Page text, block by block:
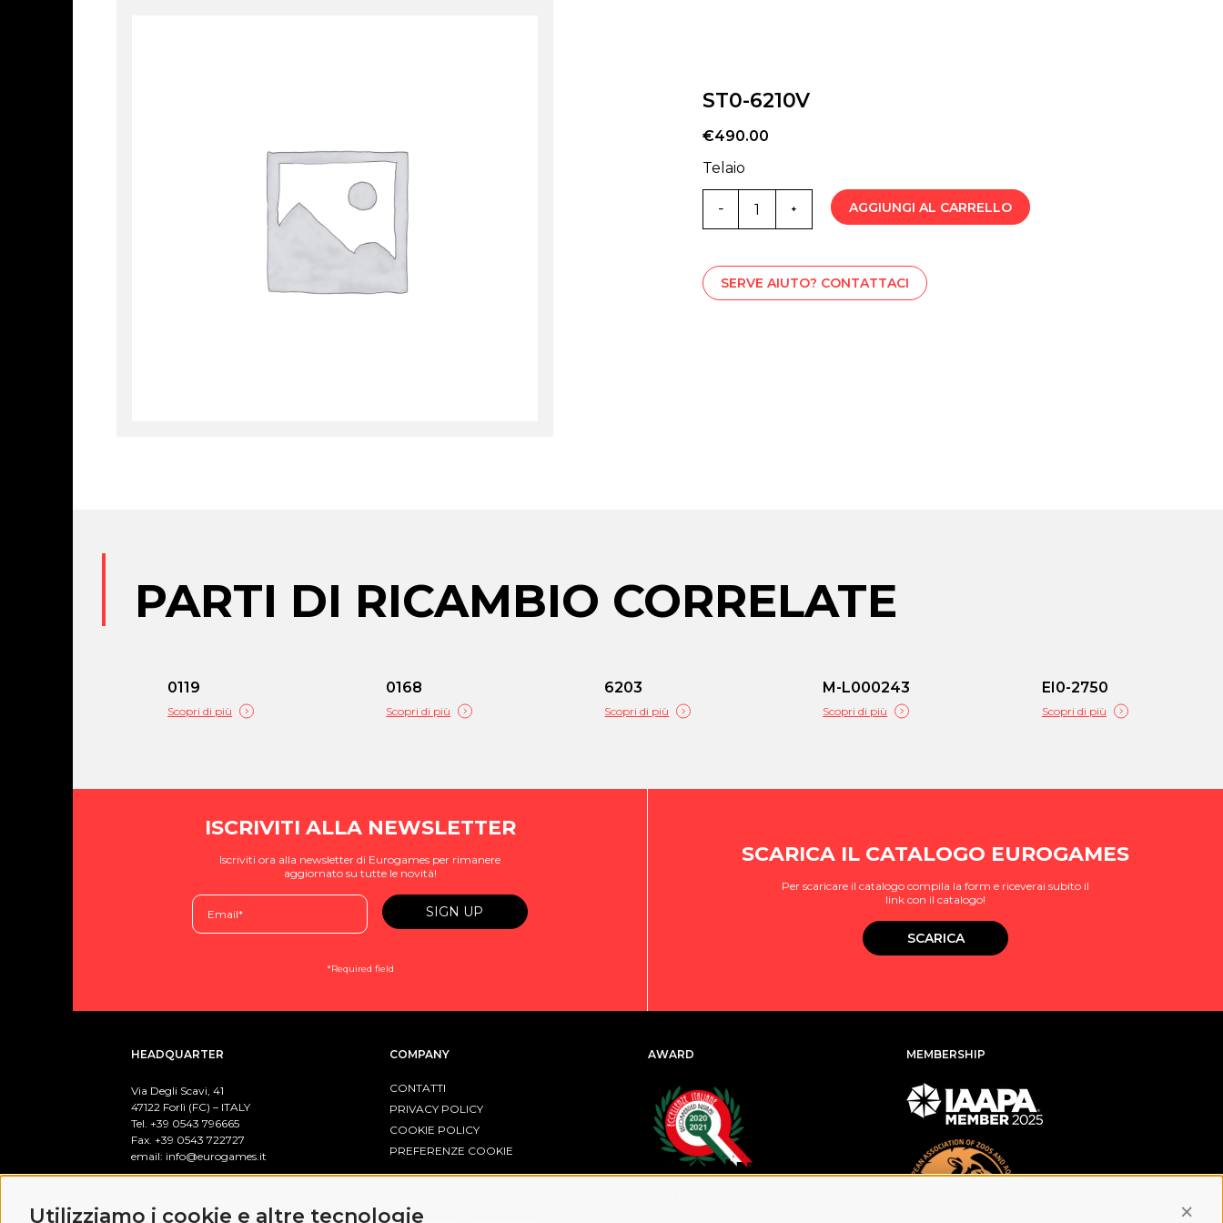
Utilizziamo i cookie e altre tecnologie
ST0-6210V
€490.00
Telaio
6210V
quantità
AGGIUNGI AL CARRELLO
SERVE AIUTO? CONTATTACI
PARTI DI RICAMBIO CORRELATE
0119
Scopri di più
0168
Scopri di più
6203
Scopri di più
M-L000243
Scopri di più
EI0-2750
Scopri di più
ISCRIVITI ALLA NEWSLETTER
Iscriviti ora alla newsletter di Eurogames per rimanere
aggiornato su tutte le novità!
*Required field
SCARICA IL CATALOGO EUROGAMES
Per scaricare il catalogo compila la form e riceverai subito il
link con il catalogo!
SCARICA
HEADQUARTER
Via Degli Scavi, 41
47122 Forlì (FC) – ITALY
Tel. +39 0543 796665
Fax. +39 0543 722727
email: info@eurogames.it
COMPANY
CONTATTI
PRIVACY POLICY
COOKIE POLICY
PREFERENZE COOKIE
AWARD MEMBERSHIP